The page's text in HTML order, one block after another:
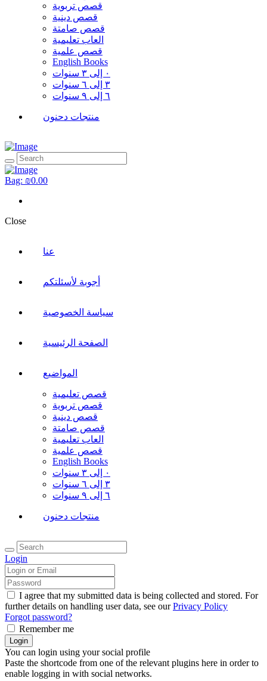
قصص تربوية
قصص دينية
قصص صامتة
العاب تعليمية
قصص علمية
English Books
٠ إلى ٣ سنوات
٣ إلى ٦ سنوات
٦ إلى ٩ سنوات
منتجات دحنون
Bag: ₪0.00
Close
عنا
أجوبة لأسئلتكم
سياسة الخصوصية
الصفحة الرئيسية
المواضيع
قصص تعليمية
قصص تربوية
قصص دينية
قصص صامتة
العاب تعليمية
قصص علمية
English Books
٠ إلى ٣ سنوات
٣ إلى ٦ سنوات
٦ إلى ٩ سنوات
منتجات دحنون
Login
I agree that my submitted data is being collected and stored. For
further details on handling user data, see ourPrivacy Policy
Forgot password?
Remember me
You can login using your social profile
Paste the shortcode from one of the relevant plugins here in order to
enable logging in with social networks.